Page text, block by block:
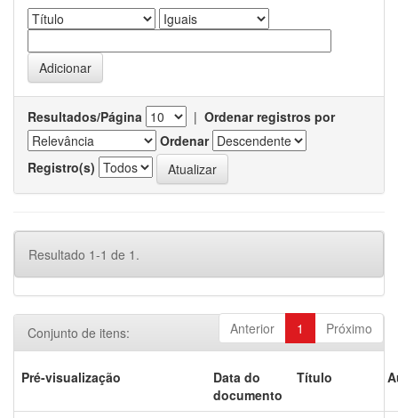
Resultados/Página | Ordenar registros por
Ordenar
Registro(s)
Resultado 1-1 de 1.
Anterior 1 Próximo
Conjunto de itens:
Pré-visualização
Data do
documento
Título